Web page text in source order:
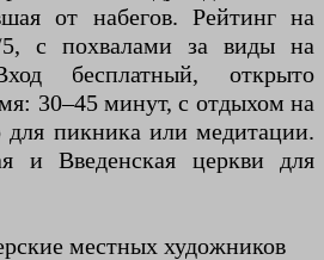
от набегов. Рейтинг на
с похвалами за виды на
бесплатный, открыто
30–45 минут, с отдыхом на
для пикника или медитации.
и Введенская церкви для
местных художников